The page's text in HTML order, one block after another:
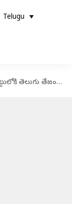
Telugu
ఇక విండీస్ బౌలర్లకు చుక్కలే!